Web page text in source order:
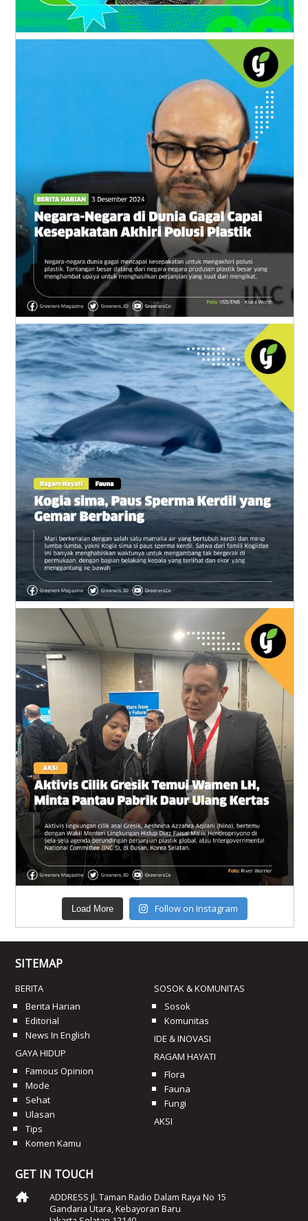
Load More Follow on Instagram
SITEMAP
BERITA
Berita Harian
Editorial
News In English
GAYA HIDUP
Famous Opinion
Mode
Sehat
Ulasan
Tips
Komen Kamu
SOSOK & KOMUNITAS
Sosok
Komunitas
IDE & INOVASI
RAGAM HAYATI
Flora
Fauna
Fungi
AKSI
GET IN TOUCH
ADDRESS Jl. Taman Radio Dalam Raya No 15
Gandaria Utara, Kebayoran Baru